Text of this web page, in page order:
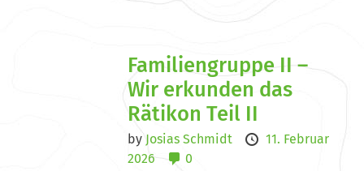
Familiengruppe II –
Wir erkunden das
Rätikon Teil II
by Josias Schmidt
11. Februar
2026
0